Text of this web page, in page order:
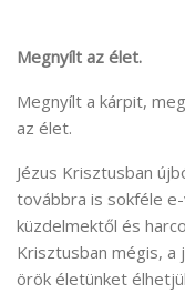
Megnyílt az élet.
Megnyílt a kárpit,
az élet.
Jézus Krisztusban
továbbra is sokféle
küzdelmektől és
Krisztusban mégis, a
örök életünket